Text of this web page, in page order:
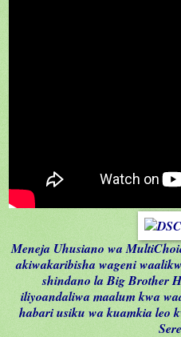
Meneja Uhusiano wa
akiwakaribisha wageni
shindano la Big Brother
iliyoandaliwa maalum kwa
habari usiku wa kuamkia leo